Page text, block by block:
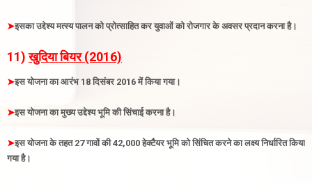
➤इसका उद्देश्य मत्स्य पालन को प्रोत्साहित कर युवाओं को रोजगार के अवसर प्रदान करना है।
11)खुदिया बियर (2016)
➤इस योजना का आरंभ 18 दिसंबर 2016 में किया गया।
➤इस योजना का मुख्य उद्देश्य भूमि की सिंचाई करना है।
➤इस योजना के तहत 27 गावों की 42,000 हेक्टैयर भूमि को सिंचित करने का लक्ष्य निर्धारित किया
गया है।